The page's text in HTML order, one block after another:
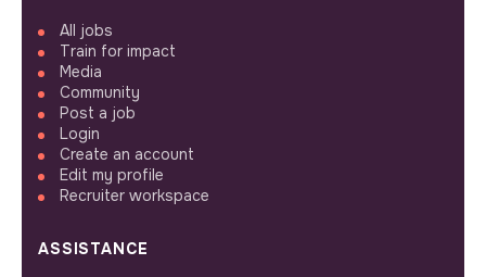
All jobs
Train for impact
Media
Community
Post a job
Login
Create an account
Edit my profile
Recruiter workspace
ASSISTANCE